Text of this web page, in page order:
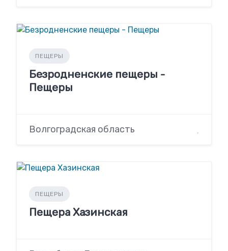
ПЕЩЕРЫ
Безродненские пещеры -
Пещеры
Волгоградская область
ПЕЩЕРЫ
Пещера Хазинская